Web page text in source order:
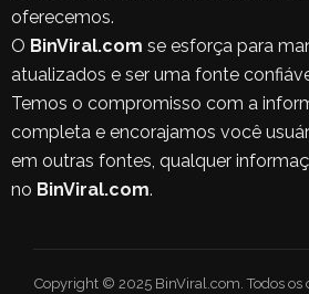
oferecemos.
O BinViral.com se esforça para
atualizados e ser uma fonte
Temos o compromisso com a
completa e encorajamos você
em outras fontes, qualquer
no BinViral.com.
Copyright © 2025 BinViral.com. Todos os